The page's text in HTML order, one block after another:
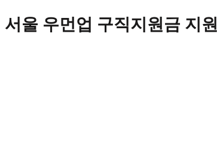
Skip
to
서울 우먼업 구직지원금 지